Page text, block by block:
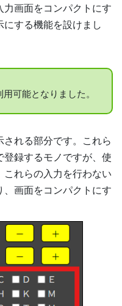
力画面をコンパクトにす
にする機能を設けまし
可能となりました。
れる部分です。これら
登録するモノですが、使
これらの入力を行わない
画面をコンパクトにす